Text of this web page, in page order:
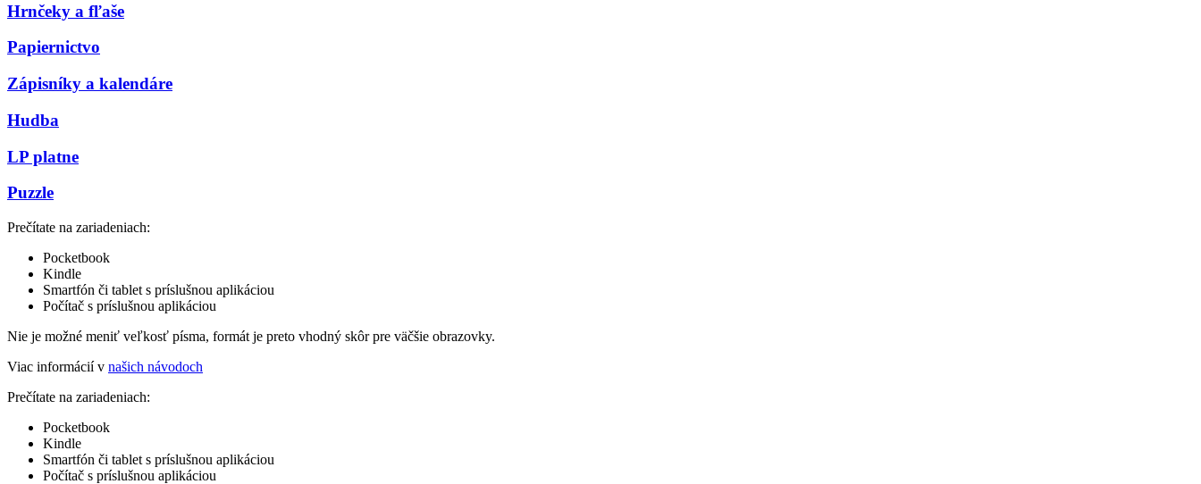
Hrnčeky a fľaše
Papiernictvo
Zápisníky a kalendáre
Hudba
LP platne
Puzzle
Prečítate na zariadeniach:
Pocketbook
Kindle
Smartfón či tablet s príslušnou aplikáciou
Počítač s príslušnou aplikáciou
Nie je možné meniť veľkosť písma, formát je preto vhodný skôr pre väčšie obrazovky.
Viac informácií v našich návodoch
Prečítate na zariadeniach:
Pocketbook
Kindle
Smartfón či tablet s príslušnou aplikáciou
Počítač s príslušnou aplikáciou